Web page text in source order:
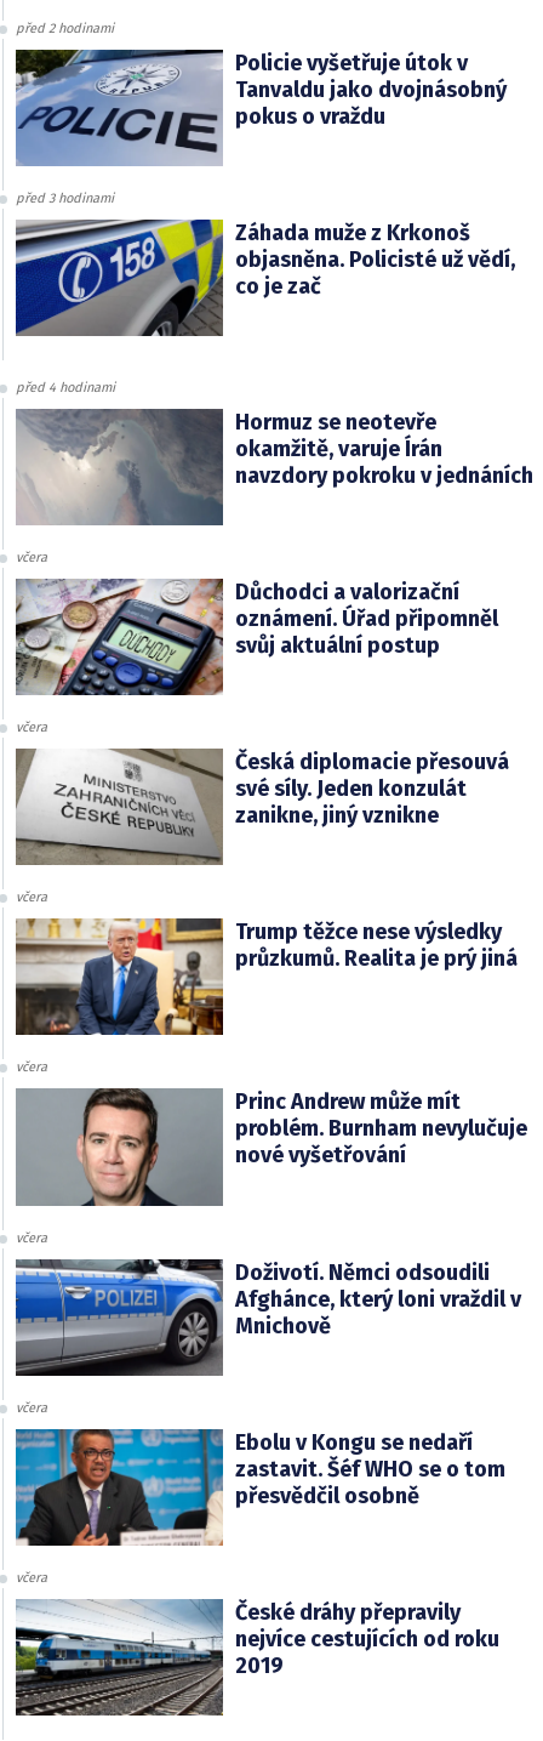
před 2 hodinami
Policie vyšetřuje útok v
Tanvaldu jako dvojnásobný
pokus o vraždu
před 3 hodinami
Záhada muže z Krkonoš
objasněna. Policisté už vědí,
co je zač
před 4 hodinami
Hormuz se neotevře
okamžitě, varuje Írán
navzdory pokroku v jednáních
včera
Důchodci a valorizační
oznámení. Úřad připomněl
svůj aktuální postup
včera
Česká diplomacie přesouvá
své síly. Jeden konzulát
zanikne, jiný vznikne
včera
Trump těžce nese výsledky
průzkumů. Realita je prý jiná
včera
Princ Andrew může mít
problém. Burnham nevylučuje
nové vyšetřování
včera
Doživotí. Němci odsoudili
Afghánce, který loni vraždil v
Mnichově
včera
Ebolu v Kongu se nedaří
zastavit. Šéf WHO se o tom
přesvědčil osobně
včera
České dráhy přepravily
nejvíce cestujících od roku
2019